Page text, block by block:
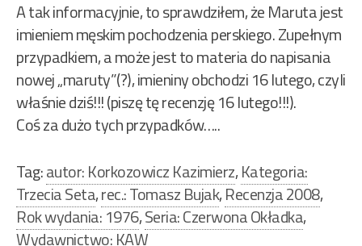
A tak informacyjnie, to sprawdziłem, że Maruta jest
imieniem męskim pochodzenia perskiego. Zupełnym
przypadkiem, a może jest to materia do napisania
nowej „maruty”(?), imieniny obchodzi 16 lutego, czyli
właśnie dziś!!! (piszę tę recenzję 16 lutego!!!).
Coś za dużo tych przypadków…..
Tag:autor: Korkozowicz Kazimierz,Kategoria:
Trzecia Seta,rec.: Tomasz Bujak,Recenzja 2008,
Rok wydania: 1976,Seria: Czerwona Okładka,
Wydawnictwo: KAW